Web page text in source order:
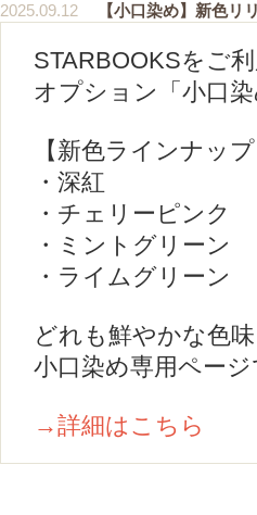
2025.09.12 【小口染め】新色リ
STARBOOKSをご
オプション「小口
【新色ラインナッ
・深紅
・チェリーピンク
・ミントグリーン
・ライムグリーン
どれも鮮やかな色
小口染め専用ペー
→詳細はこちら